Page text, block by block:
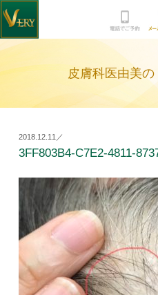
皮膚科医由美
2018.12.11／
3FF803B4-C7E2-4811-